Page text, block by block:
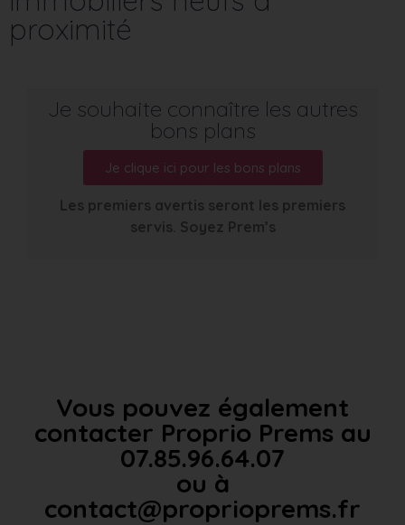
proximité
Je souhaite connaître les autres
bons plans
Je clique ici pour les bons plans
Les premiers avertis seront les premiers
servis. Soyez Prem’s
Vous pouvez également
contacter Proprio Prems au
07.85.96.64.07
ou à
contact@proprioprems.fr